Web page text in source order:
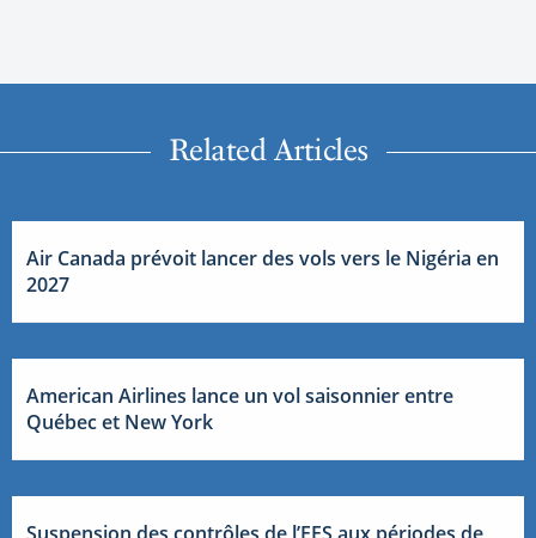
Related Articles
Air Canada prévoit lancer des vols vers le Nigéria en
2027
American Airlines lance un vol saisonnier entre
Québec et New York